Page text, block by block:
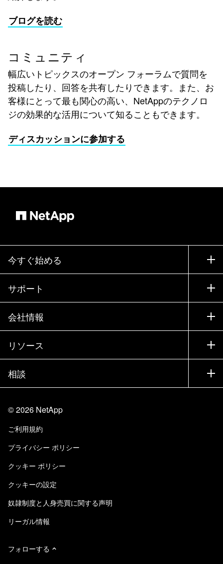
ブログを読む
コミュニティ
幅広いトピックスのオープン フォーラムで質問を
投稿したり、回答を共有したりできます。また、お
客様にとって最も関心の高い、NetAppのテクノロ
ジの効果的な活用について知ることもできます。
ディスカッションに参加する
今すぐ始める
購入方法
営業チームへのお問い合わせ
パートナーを検索
エグゼクティブ ブリーフィング
製品A-Z
サポート
サポート
トレーニング
ドキュメント
ナレッジ ベース
コミュニティ
知識の習得
会社情報
会社情報
パートナー
採用情報
Trust Center
責任と持続可能性
品質に関する認定
NetApp Instaclustr
リソース
ニュースルーム
イベント
ブログ
カスタマー エクスペリエンス
ユーザ事例
相談
当サイトに関するフィードバック
アクセシビリティ
Eメールの登録
©2026 NetApp
ご利用規約
プライバシー ポリシー
クッキー ポリシー
クッキーの設定
奴隷制度と人身売買に関する声明
リーガル情報
フォローする